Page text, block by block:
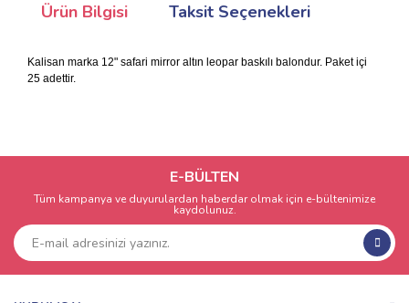
Ürün Bilgisi Taksit Seçenekleri
Kalisan marka 12" safari mirror altın leopar baskılı balondur. Paket içi
25 adettir.
E-BÜLTEN
Tüm kampanya ve duyurulardan haberdar olmak için e-bültenimize
kaydolunuz.